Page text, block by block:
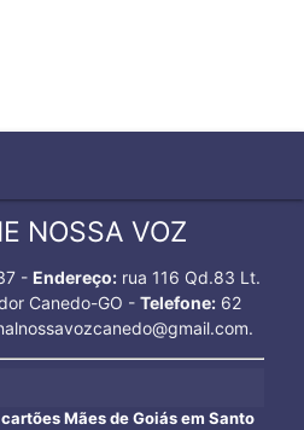
NOSSA VOZ
- Endereço:rua 116 Qd.83 Lt.
Canedo-GO - Telefone:62
Mães de Goiás em Santo